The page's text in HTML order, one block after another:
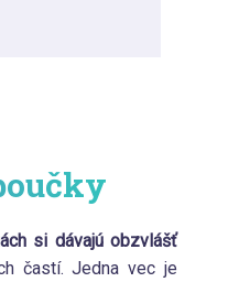
si dávajú obzvlášť
častí. Jedna vec je